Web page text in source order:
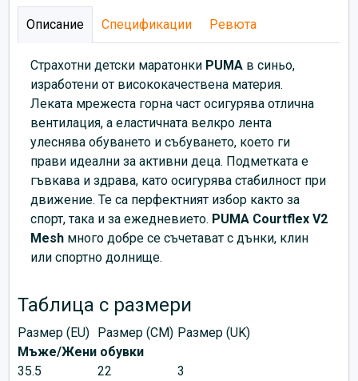
Описание Спецификации Ревюта
Страхотни детски маратонки PUMA в синьо,
изработени от висококачествена материя.
Леката мрежеста горна част осигурява отлична
вентилация, а еластичната велкро лента
улеснява обуването и събуването, което ги
прави идеални за активни деца. Подметката е
гъвкава и здрава, като осигурява стабилност при
движение. Те са перфектният избор както за
спорт, така и за ежедневието. PUMA Courtflex V2
Mesh много добре се съчетават с дънки, клин
или спортно долнище.
Таблица с размери
Размер (EU) Размер (CM) Размер (UK)
Мъже/Жени обувки
35.5
22
3